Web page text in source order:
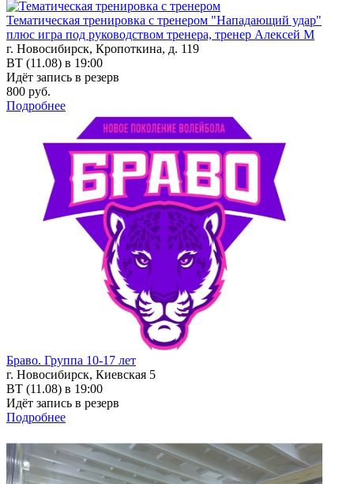
Тематическая тренировка с тренером "Нападающий удар"
плюс игра под руководством тренера, тренер Алексей М
г. Новосибирск, Кропоткина, д. 119
ВТ (11.08) в 19:00
Идёт запись в резерв
800 руб.
Подробнее
Браво. Группа 10-17 лет
г. Новосибирск, Киевская 5
ВТ (11.08) в 19:00
Идёт запись в резерв
Подробнее